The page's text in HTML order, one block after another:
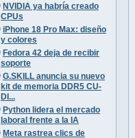
NVIDIA ya habría creado
CPUs
iPhone 18 Pro Max: diseño
y colores
Fedora 42 deja de recibir
soporte
G.SKILL anuncia su nuevo
kit de memoria DDR5 CU-
DI...
Python lidera el mercado
laboral frente a la IA
Meta rastrea clics de